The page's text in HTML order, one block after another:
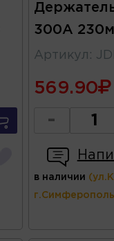
300А
Артикул :
569.90
-
в наличии